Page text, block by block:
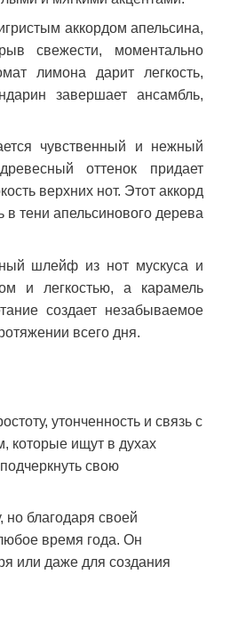
аккордом апельсина,
свежести, моментально
лимона дарит легкость,
завершает ансамбль,
чувственный и нежный
оттенок придает
верхних нот. Этот аккорд
в тени апельсинового дерева
шлейф из нот мускуса и
и легкостью, а карамель
создает незабываемое
всего дня.
утонченность и связь с
которые ищут в духах
свою
благодаря своей
время года. Он
или даже для создания